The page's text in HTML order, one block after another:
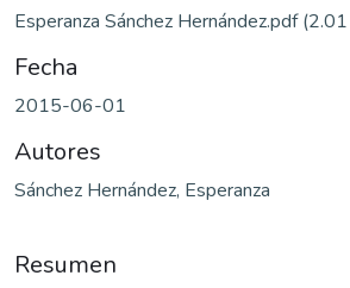
Esperanza Sánchez Hernández.pdf
Fecha
2015-06-01
Autores
Sánchez Hernández, Esperanza
Resumen